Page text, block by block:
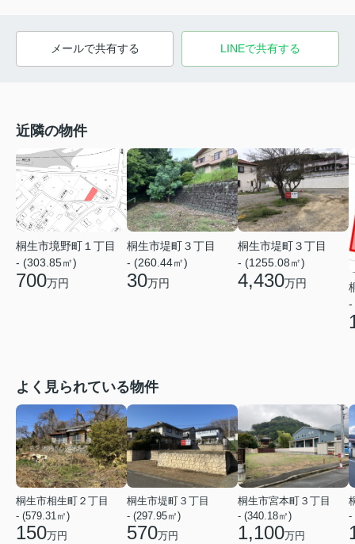
メールで共有する LINEで共有する
近隣の物件
桐生市境野町１丁目
- (303.85㎡)
700万円
桐生市堤町３丁目
- (260.44㎡)
30万円
桐生市堤町３丁目
- (1255.08㎡)
4,430万円
-
よく見られている物件
桐生市相生町２丁目
- (579.31㎡)
150万円
桐生市堤町３丁目
- (297.95㎡)
570万円
桐生市宮本町３丁目
- (340.18㎡)
1,100万円
-